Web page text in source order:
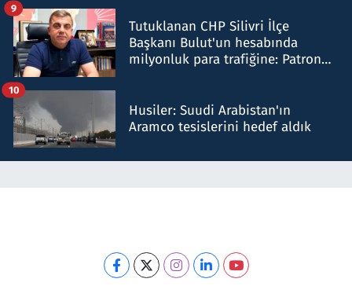
Tutuklanan CHP Silivri İlçe
Başkanı Bulut'un hesabında
milyonluk para trafiğine: Patron
9
Husiler: Suudi Arabistan'ın
Aramco tesislerini hedef aldık
10